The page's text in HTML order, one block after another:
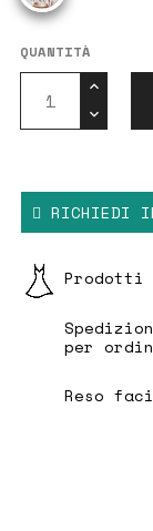
M
QUANTITÀ
RICHIEDI
Prodotti
per
Reso